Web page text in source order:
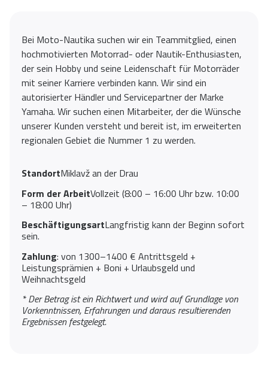
Bei Moto-Nautika suchen wir ein Teammitglied, einen
hochmotivierten Motorrad- oder Nautik-Enthusiasten,
der sein Hobby und seine Leidenschaft für Motorräder
mit seiner Karriere verbinden kann. Wir sind ein
autorisierter Händler und Servicepartner der Marke
Yamaha. Wir suchen einen Mitarbeiter, der die Wünsche
unserer Kunden versteht und bereit ist, im erweiterten
regionalen Gebiet die Nummer 1 zu werden.
StandortMiklavž an der Drau
Form der ArbeitVollzeit (8:00 – 16:00 Uhr bzw. 10:00
– 18:00 Uhr)
BeschäftigungsartLangfristig kann der Beginn sofort
sein.
Zahlung: von 1300–1400 € Antrittsgeld +
Leistungsprämien + Boni + Urlaubsgeld und
Weihnachtsgeld
* Der Betrag ist ein Richtwert und wird auf Grundlage von
Vorkenntnissen, Erfahrungen und daraus resultierenden
Ergebnissen festgelegt.